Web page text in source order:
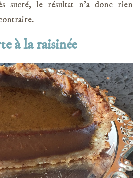
sucré, le résultat n’a donc rien
à la raisinée